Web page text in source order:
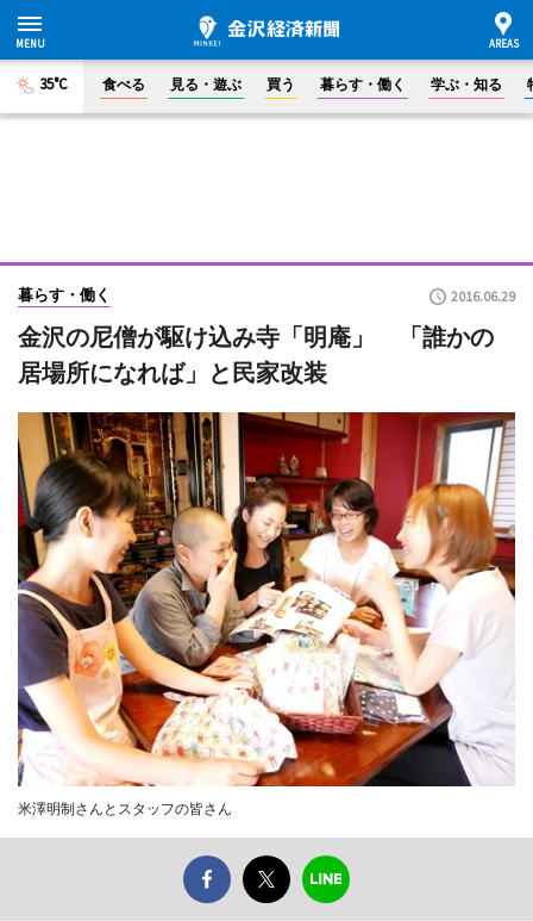
35°C 食べる 見る・遊ぶ 買う 暮らす・働く 学ぶ・知る
暮らす・働く 2016.06.29
金沢の尼僧が駆け込み寺「明庵」 「誰かの
居場所になれば」と民家改装
米澤明制さんとスタッフの皆さん